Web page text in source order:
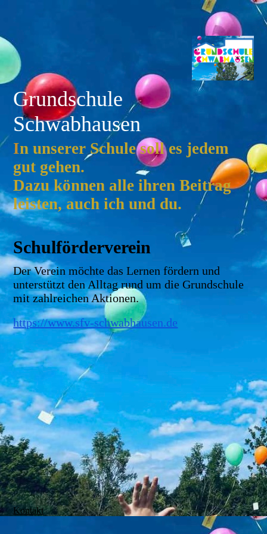
Grundschule
Schwabhausen
In unserer Schule soll es jedem
gut gehen.
Dazu können alle ihren Beitrag
leisten, auch ich und du.
Schulförderverein
Der Verein möchte das Lernen fördern und
unterstützt den Alltag rund um die Grundschule
mit zahlreichen Aktionen.
https://www.sfv-schwabhausen.de
Kontakt